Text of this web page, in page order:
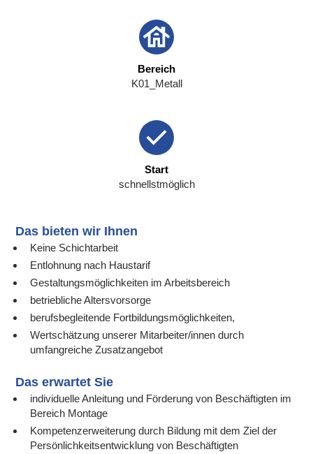
Bereich
K01_Metall
Start
schnellstmöglich
Das bieten wir Ihnen
Keine Schichtarbeit
Entlohnung nach Haustarif
Gestaltungsmöglichkeiten im Arbeitsbereich
betriebliche Altersvorsorge
berufsbegleitende Fortbildungsmöglichkeiten,
Wertschätzung unserer Mitarbeiter/innen durch
umfangreiche Zusatzangebot
Das erwartet Sie
individuelle Anleitung und Förderung von Beschäftigten im
Bereich Montage
Kompetenzerweiterung durch Bildung mit dem Ziel der
Persönlichkeitsentwicklung von Beschäftigten